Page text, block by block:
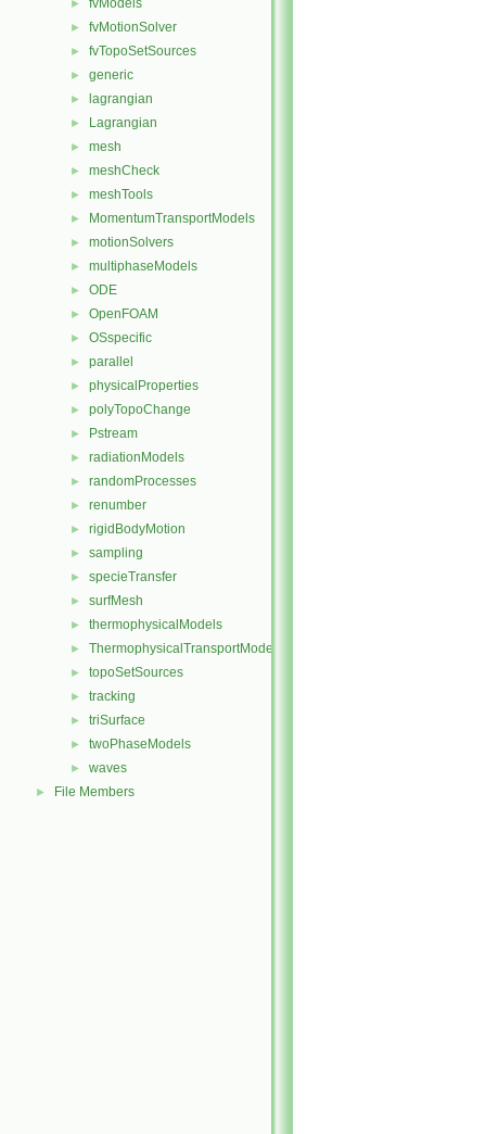
► fvModels
► fvMotionSolver
► fvTopoSetSources
► generic
► lagrangian
► Lagrangian
► mesh
► meshCheck
► meshTools
► MomentumTransportModels
► motionSolvers
► multiphaseModels
► ODE
► OpenFOAM
► OSspecific
► parallel
► physicalProperties
► polyTopoChange
► Pstream
► radiationModels
► randomProcesses
► renumber
► rigidBodyMotion
► sampling
► specieTransfer
► surfMesh
► thermophysicalModels
► ThermophysicalTransportModels
► topoSetSources
► tracking
► triSurface
► twoPhaseModels
► waves
► File Members